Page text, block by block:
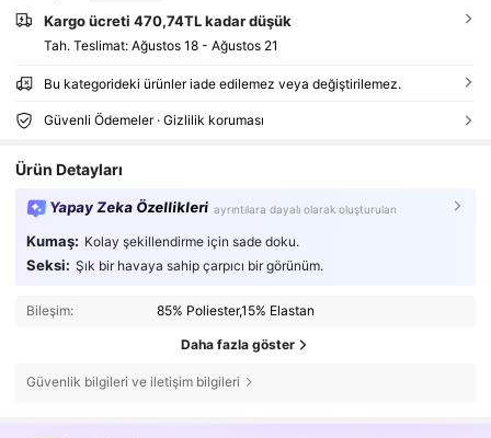
Kargo ücreti 470,74TL kadar düşük
Tah. Teslimat: Ağustos 18 - Ağustos 21
Bu kategorideki ürünler iade edilemez veya değiştirilemez.
Güvenli Ödemeler · Gizlilik koruması
Ürün Detayları
Yapay Zeka Özellikleri ayrıntılara dayalı olarak oluşturulan
Kumaş: Kolay şekillendirme için sade doku.
Seksi: Şık bir havaya sahip çarpıcı bir görünüm.
Bileşim: 85% Poliester,15% Elastan
Daha fazla göster
Güvenlik bilgileri ve iletişim bilgileri